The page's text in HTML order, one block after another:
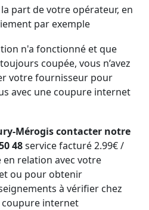
part de votre opérateur, en
par exemple
n'a fonctionné et que
coupée, vous n’avez
votre fournisseur pour
avec une coupure internet
Mérogis contacter notre
48service facturé 2.99€ /
relation avec votre
ou pour obtenir
à vérifier chez
coupure internet